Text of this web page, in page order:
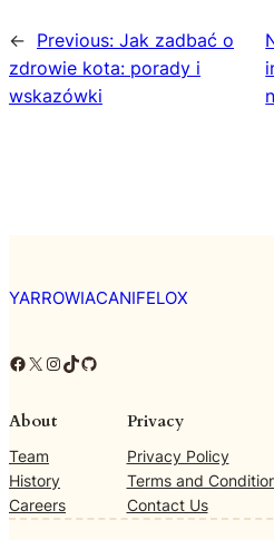
← Previous: Jak zadbać o
zdrowie kota: porady i
wskazówki
YARROWIACANIFELOX
Facebook X Instagram TikTok GitHub
About
Team
History
Careers
Privacy
Privacy Policy
Terms and
Contact Us